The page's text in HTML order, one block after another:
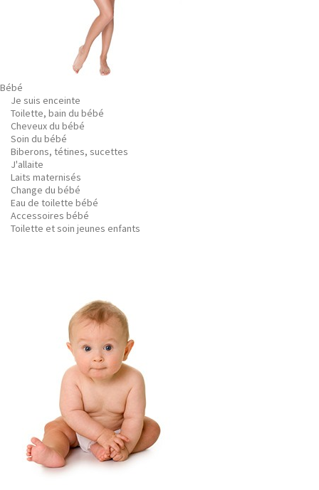
Bébé
Je suis enceinte
Toilette, bain du bébé
Cheveux du bébé
Soin du bébé
Biberons, tétines, sucettes
J'allaite
Laits maternisés
Change du bébé
Eau de toilette bébé
Accessoires bébé
Toilette et soin jeunes enfants